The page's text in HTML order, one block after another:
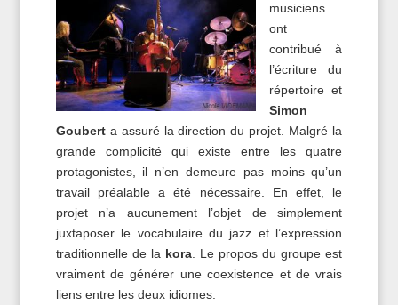
musiciens
ont
contribué à
l’écriture du
répertoire et
Simon
Gouberta assuré la direction du projet. Malgré la
grande complicité qui existe entre les quatre
protagonistes, il n’en demeure pas moins qu’un
travail préalable a été nécessaire. En effet, le
projet n’a aucunement l’objet de simplement
juxtaposer le vocabulaire du jazz et l’expression
traditionnelle de la kora. Le propos du groupe est
vraiment de générer une coexistence et de vrais
liens entre les deux idiomes.